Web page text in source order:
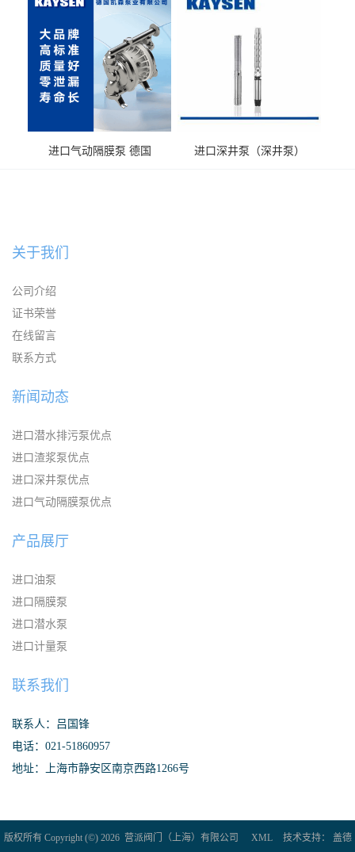
送气动泵
输送
进口气动隔膜泵 德国
进口深井泵（深井泵）
关于我们
公司介绍
证书荣誉
在线留言
联系方式
新闻动态
进口潜水排污泵优点
进口渣浆泵优点
进口深井泵优点
进口气动隔膜泵优点
产品展厅
进口油泵
进口隔膜泵
进口潜水泵
进口计量泵
联系我们
联系人：吕国锋
电话：021-51860957
地址：上海市静安区南京西路1266号
版权所有 Copyright (©) 2026 营派阀门（上海）有限公司 XML 技术支持： 盖德